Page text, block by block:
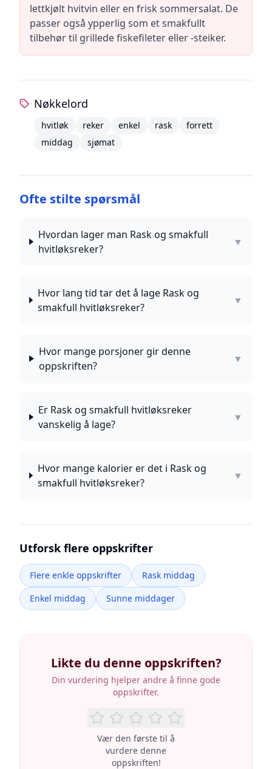
lettkjølt hvitvin eller en frisk sommersalat. De
passer også ypperlig som et smakfullt
tilbehør til grillede fiskefileter eller -steiker.
Nøkkelord
hvitløk reker enkel rask
forrett
middag
sjømat
Ofte stilte spørsmål
Hvordan lager man Rask og smakfull
hvitløksreker?
▼
Hvor lang tid tar det å lage Rask og
smakfull hvitløksreker?
▼
Hvor mange porsjoner gir denne
oppskriften?
▼
Er Rask og smakfull hvitløksreker
vanskelig å lage?
▼
Hvor mange kalorier er det i Rask og
smakfull hvitløksreker?
▼
Utforsk flere oppskrifter
Flere enkle oppskrifter
Rask middag
Enkel middag
Sunne middager
Likte du denne oppskriften?
Din vurdering hjelper andre å finne gode
oppskrifter.
Vær den første til å
vurdere denne
oppskriften!